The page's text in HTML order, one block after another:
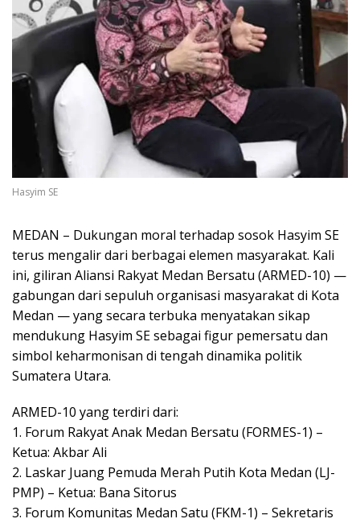
Hasyim SE
MEDAN – Dukungan moral terhadap sosok Hasyim SE
terus mengalir dari berbagai elemen masyarakat. Kali
ini, giliran Aliansi Rakyat Medan Bersatu (ARMED-10) —
gabungan dari sepuluh organisasi masyarakat di Kota
Medan — yang secara terbuka menyatakan sikap
mendukung Hasyim SE sebagai figur pemersatu dan
simbol keharmonisan di tengah dinamika politik
Sumatera Utara.
ARMED-10 yang terdiri dari:
1. Forum Rakyat Anak Medan Bersatu (FORMES-1) –
Ketua: Akbar Ali
2. Laskar Juang Pemuda Merah Putih Kota Medan (LJ-
PMP) – Ketua: Bana Sitorus
3. Forum Komunitas Medan Satu (FKM-1) – Sekretaris